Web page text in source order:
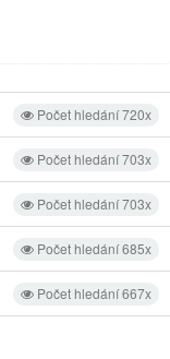
Počet hledání 720x
Počet hledání 703x
Počet hledání 703x
Počet hledání 685x
Počet hledání 667x